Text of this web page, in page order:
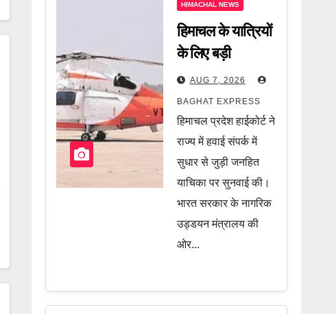
HIMACHAL NEWS
हिमाचल के यात्रियों
के लिए बड़ी
खुशखबरी! हवाई
सफर को लेकर केंद्र
सरकार का बड़ा
फैसला, जानें पूरी
खबर
AUG 7, 2026
BAGHAT EXPRESS
हिमाचल प्रदेश हाईकोर्ट ने
राज्य में हवाई संपर्क में
सुधार से जुड़ी जनहित
याचिका पर सुनवाई की।
भारत सरकार के नागरिक
उड्डयन मंत्रालय की
ओर...